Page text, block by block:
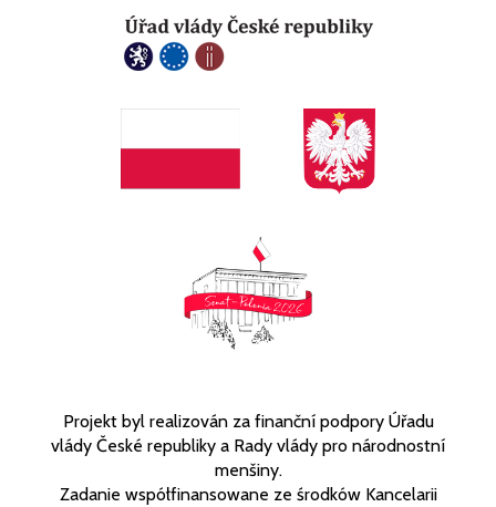
Projekt byl realizován za finanční podpory Úřadu
vlády České republiky a Rady vlády pro národnostní
menšiny.
Zadanie współfinansowane ze środków Kancelarii